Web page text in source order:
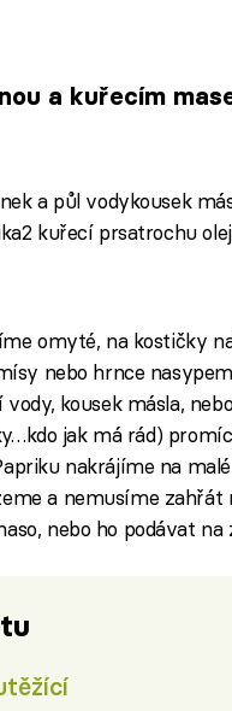
a kuřecím
a půl vodykousek
kuřecí prsatrochu
omyté, na kostičky
nebo hrnce
kousek másla,
jak má rád)
nakrájíme na
a nemusíme zahřát
nebo ho podávat na